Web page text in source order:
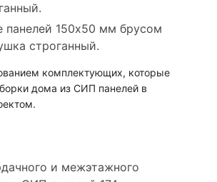
панелей 150x50 мм брусом
строганный.
комплектующих, которые
дома из СИП панелей в
и межэтажного